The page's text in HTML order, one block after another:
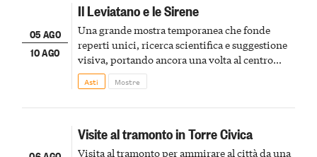
05 AGO
10 AGO
Il Leviatano e le Sirene
Una grande mostra temporanea che fonde
reperti unici, ricerca scientifica e suggestione
visiva, portando ancora una volta al centro
della scena le meraviglie del passato astigiano
Asti Mostre
Visite al tramonto in Torre Civica
Visita al tramonto per ammirare al città da una